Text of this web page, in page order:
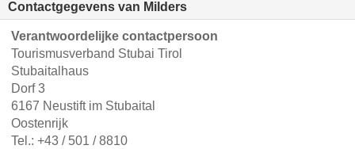
Contactgegevens van Milders
Verantwoordelijke contactpersoon
Tourismusverband Stubai Tirol
Stubaitalhaus
Dorf 3
6167 Neustift im Stubaital
Oostenrijk
Tel.: +43 / 501 / 8810